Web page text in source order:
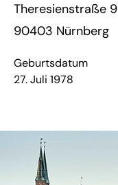
Theresienstraße 9
90403 Nürnberg
Geburtsdatum
27. Juli 1978